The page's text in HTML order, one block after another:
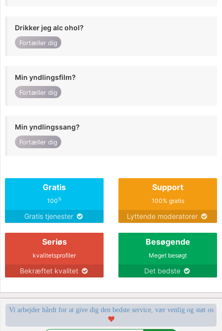
Drikker jeg alc ohol?
Fortæller dig
Min yndlingsfilm?
Fortæller dig
Min yndlingssang?
Fortæller dig
Gratis
100%
Gratis tjenester
Support
100% gratis
Lyttende moderatorer
Seriøs
kvalitetsprofiler
Bekræftet kvalitet
Besøgende
Meget besøgt
Det bedste
Vi arbejder hårdt for at give dig den bedste service, vær venlig og støt os